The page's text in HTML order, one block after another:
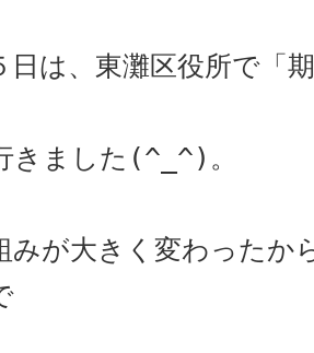
日は、東灘区役所で「
きました(^_^)。
みが大きく変わったか